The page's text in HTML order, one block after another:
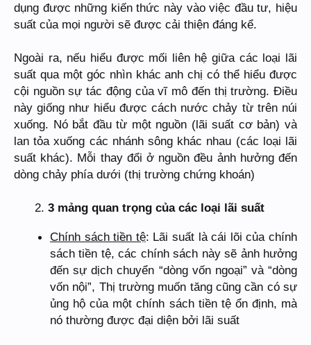
dụng được những kiến thức này vào việc đầu tư, hiệu
suất của mọi người sẽ được cải thiện đáng kể.
Ngoài ra, nếu hiểu được mối liên hệ giữa các loại lãi
suất qua một góc nhìn khác anh chị có thể hiểu được
cội nguồn sự tác động của vĩ mô đến thị trường. Điều
này giống như hiểu được cách nước chảy từ trên núi
xuống. Nó bắt đầu từ một nguồn (lãi suất cơ bản) và
lan tỏa xuống các nhánh sông khác nhau (các loại lãi
suất khác). Mỗi thay đổi ở nguồn đều ảnh hưởng đến
dòng chảy phía dưới (thị trường chứng khoán)
2. 3 mảng quan trọng của các loại lãi suất
Chính sách tiền tệ: Lãi suất là cái lõi của chính
sách tiền tệ, các chính sách này sẽ ảnh hưởng
đến sự dịch chuyển “dòng vốn ngoại” và “dòng
vốn nội”, Thị trường muốn tăng cũng cần có sự
ủng hộ của một chính sách tiền tệ ổn định, mà
nó thường được đại diện bởi lãi suất